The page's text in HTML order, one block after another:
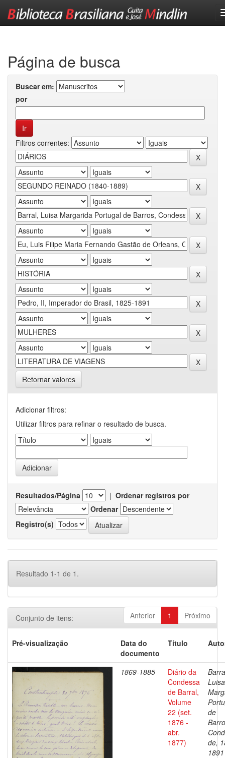
Página de busca
Buscar em:
por
Filtros correntes:
Retornar valores
Adicionar filtros:
Utilizar filtros para refinar o resultado de busca.
Resultados/Página | Ordenar registros por
Ordenar
Registro(s)
Resultado 1-1 de 1.
Anterior 1 Próximo
Conjunto de itens:
Pré-visualização
Data do
documento
Título
1869-1885
Diário da
Condessa
de Barral,
Volume
22 (set.
1876 -
abr.
1877)
Luisa
de
de,
1891